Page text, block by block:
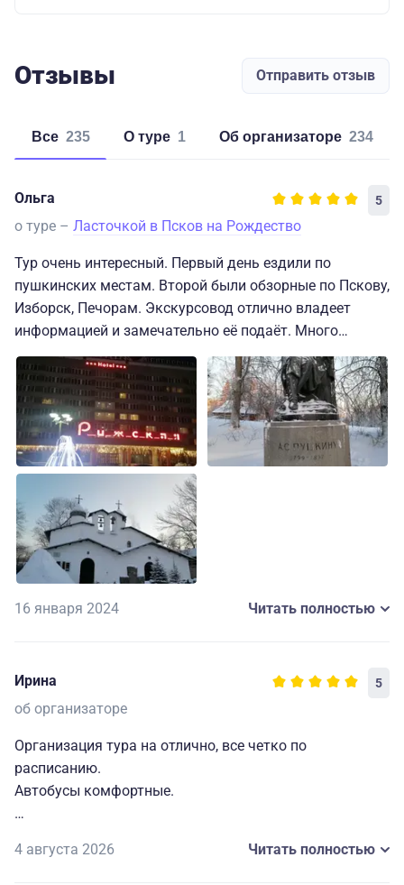
Отзывы Отправить отзыв
Все 235 о туре 1 об организаторе 234
Ольга 5
о туре – Ласточкой в Псков на Рождество
Тур очень интересный. Первый день ездили по
пушкинских местам. Второй были обзорные по Пскову,
Изборск, Печорам. Экскурсовод отлично владеет
информацией и замечательно её подаёт. Много
интересных фактов, про которые мы даже не
слышали. Подвела гостиница Рижская. Мы попали в
мороз до - 26. Просто замёрзли в номере. Спасибо
организаторам тура!
16 января 2024 Читать полностью
Ирина 5
об организаторе
Организация тура на отлично, все четко по
расписанию.
Автобусы комфортные.
Светлана, настоящий профессионал своего дела.
4 августа 2026 Читать полностью